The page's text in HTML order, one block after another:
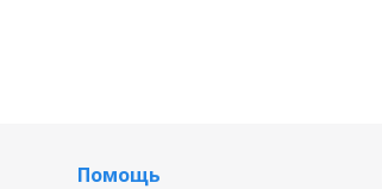
Помощь